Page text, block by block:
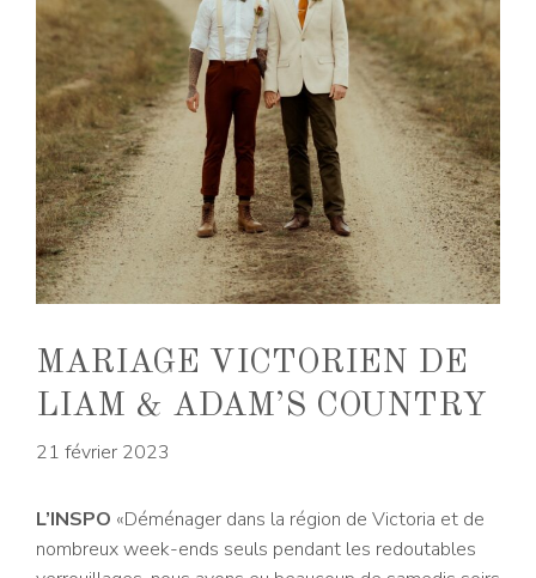
MARIAGE VICTORIEN DE
LIAM & ADAM’S COUNTRY
21 février 2023
L’INSPO «Déménager dans la région de Victoria et de
nombreux week-ends seuls pendant les redoutables